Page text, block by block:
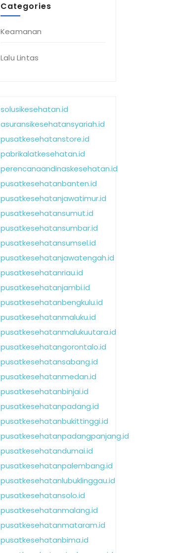
Categories
Keamanan
Lalu Lintas
solusikesehatan.id
asuransikesehatansyariah.id
pusatkesehatanstore.id
pabrikalatkesehatan.id
perencanaandinaskesehatan.id
pusatkesehatanbanten.id
pusatkesehatanjawatimur.id
pusatkesehatansumut.id
pusatkesehatansumbar.id
pusatkesehatansumsel.id
pusatkesehatanjawatengah.id
pusatkesehatanriau.id
pusatkesehatanjambi.id
pusatkesehatanbengkulu.id
pusatkesehatanmaluku.id
pusatkesehatanmalukuutara.id
pusatkesehatangorontalo.id
pusatkesehatansabang.id
pusatkesehatanmedan.id
pusatkesehatanbinjai.id
pusatkesehatanpadang.id
pusatkesehatanbukittinggi.id
pusatkesehatanpadangpanjang.id
pusatkesehatandumai.id
pusatkesehatanpalembang.id
pusatkesehatanlubuklinggau.id
pusatkesehatansolo.id
pusatkesehatanmalang.id
pusatkesehatanmataram.id
pusatkesehatanbima.id